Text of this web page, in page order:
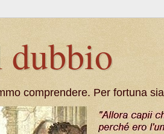
dubbio
comprendere. Per fortuna